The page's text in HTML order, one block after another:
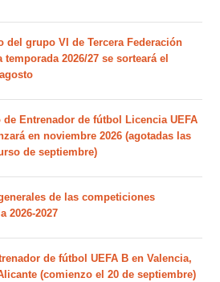
del grupo VI de Tercera Federación
temporada 2026/27 se sorteará el
de Entrenador de fútbol Licencia UEFA
en noviembre 2026 (agotadas las
de septiembre)
de las competiciones
2026-2027
de fútbol UEFA B en Valencia,
(comienzo el 20 de septiembre)